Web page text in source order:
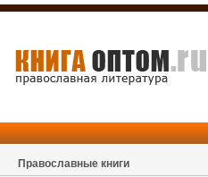
Православные книги